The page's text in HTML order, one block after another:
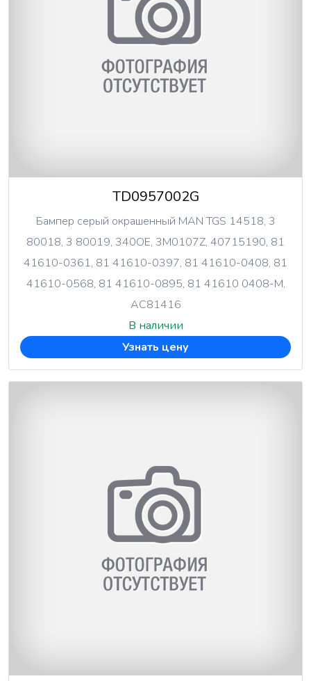
TD0957002G
Бампер серый окрашенный MAN TGS 14518, 3
80018, 3 80019, 340OE, 3M0107Z, 40715190, 81
41610-0361, 81 41610-0397, 81 41610-0408, 81
41610-0568, 81 41610-0895, 81 41610 0408-M,
AC81416
В наличии
Узнать цену